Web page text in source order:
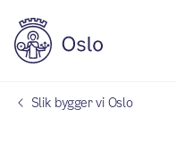
Slik bygger vi Oslo